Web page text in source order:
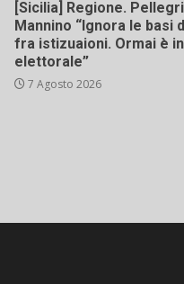
[Sicilia] Regione.
Mannino “Ignora le basi
fra istizuaioni. Ormai è
elettorale”
7 Agosto 2026